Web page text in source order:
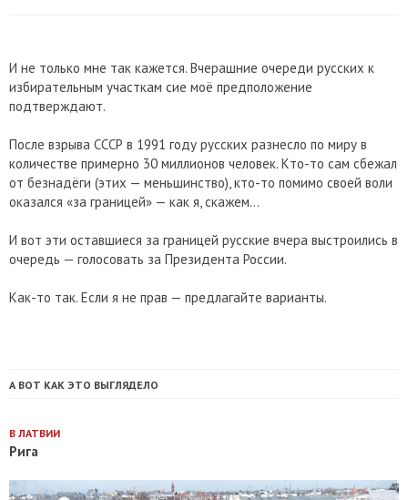
И не только мне так кажется. Вчерашние очереди русских к
избирательным участкам сие моё предположение
подтверждают.
После взрыва СССР в 1991 году русских разнесло по миру в
количестве примерно 30 миллионов человек. Кто-то сам сбежал
от безнадёги (этих — меньшинство), кто-то помимо своей воли
оказался «за границей» — как я, скажем...
И вот эти оставшиеся за границей русские вчера выстроились в
очередь — голосовать за Президента России.
Как-то так. Если я не прав — предлагайте варианты.
А ВОТ КАК ЭТО ВЫГЛЯДЕЛО
В ЛАТВИИ
Рига